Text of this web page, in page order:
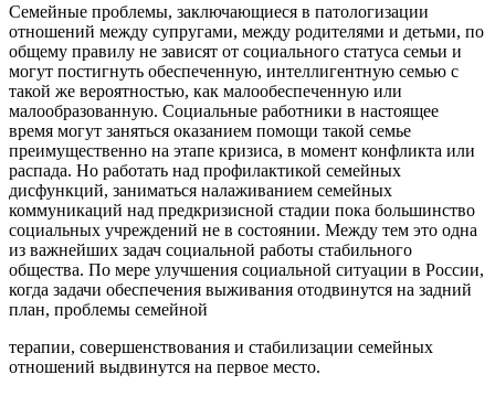
Семейные проблемы, заключающиеся в патологизации
отношений между супругами, между родителями и детьми, по
общему правилу не зависят от социального статуса семьи и
могут постигнуть обеспеченную, интеллигентную семью с
такой же вероятностью, как малообеспеченную или
малообразованную. Социальные работники в настоящее
время могут заняться оказанием помощи такой семье
преимущественно на этапе кризиса, в момент конфликта или
распада. Но работать над профилактикой семейных
дисфункций, заниматься налаживанием семейных
коммуникаций над предкризисной стадии пока большинство
социальных учреждений не в состоянии. Между тем это одна
из важнейших задач социальной работы стабильного
общества. По мере улучшения социальной ситуации в России,
когда задачи обеспечения выживания отодвинутся на задний
план, проблемы семейной
терапии, совершенствования и стабилизации семейных
отношений выдвинутся на первое место.